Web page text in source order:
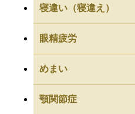
寝違い（寝違え）
眼精疲労
めまい
顎関節症